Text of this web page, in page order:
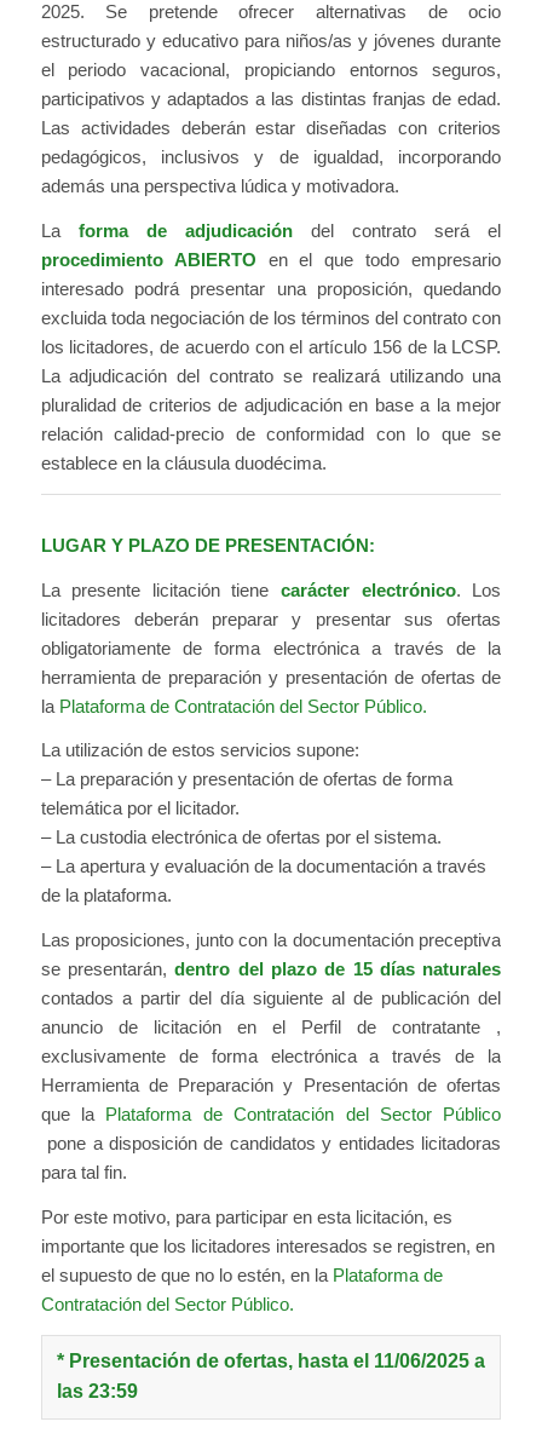
2025. Se pretende ofrecer alternativas de ocio
estructurado y educativo para niños/as y jóvenes durante
el periodo vacacional, propiciando entornos seguros,
participativos y adaptados a las distintas franjas de edad.
Las actividades deberán estar diseñadas con criterios
pedagógicos, inclusivos y de igualdad, incorporando
además una perspectiva lúdica y motivadora.
La forma de adjudicacióndel contrato será el
procedimiento ABIERTO en el que todo empresario
interesado podrá presentar una proposición, quedando
excluida toda negociación de los términos del contrato con
los licitadores, de acuerdo con el artículo 156 de la LCSP.
La adjudicación del contrato se realizará utilizando una
pluralidad de criterios de adjudicación en base a la mejor
relación calidad-precio de conformidad con lo que se
establece en la cláusula duodécima.
LUGAR Y PLAZO DE PRESENTACIÓN:
La presente licitación tienecarácter electrónico. Los
licitadores deberán preparar y presentar sus ofertas
obligatoriamente de forma electrónica a través de la
herramienta de preparación y presentación de ofertas de
la Plataforma de Contratación del Sector Público.
La utilización de estos servicios supone:
– La preparación y presentación de ofertas de forma
telemática por el licitador.
– La custodia electrónica de ofertas por el sistema.
– La apertura y evaluación de la documentación a través
de la plataforma.
Las proposiciones, junto con la documentación preceptiva
se presentarán,dentro del plazo de 15 días naturales
contados a partir del día siguiente al de publicación del
anuncio de licitación en el Perfil de contratante ,
exclusivamente de forma electrónica a través de la
Herramienta de Preparación y Presentación de ofertas
que la Plataforma de Contratación del Sector Público
pone a disposición de candidatos y entidades licitadoras
para tal fin.
Por este motivo, para participar en esta licitación, es
importante que los licitadores interesados se registren, en
el supuesto de que no lo estén, en la Plataforma de
Contratación del Sector Público.
* Presentación de ofertas, hasta el 11/06/2025 a
las 23:59